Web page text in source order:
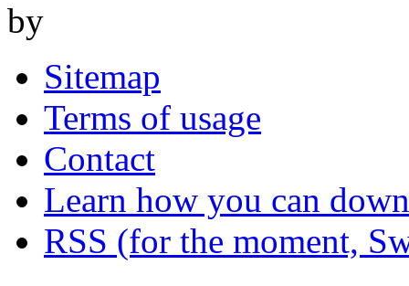
by
Sitemap
Terms of usage
Contact
Learn how you can
RSS (for the moment,